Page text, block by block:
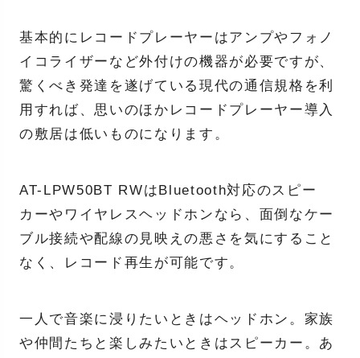
基本的にレコードプレーヤーはアンプやフォノ
イコライザーなど外付けの機器が必要ですが、
驚くべき発達を遂げている現代の通信規格を利
用すれば、思いのほかレコードプレーヤー導入
の敷居は低いものになります。
AT-LPW50BT RWはBluetooth対応のスピー
カーやワイヤレスヘッドホンなら、面倒なケー
ブル接続や配線の見映えの悪さを気にすること
なく、レコード再生が可能です。
一人で音楽に浸りたいときはヘッドホン。家族
や仲間たちと楽しみたいときはスピーカー。あ